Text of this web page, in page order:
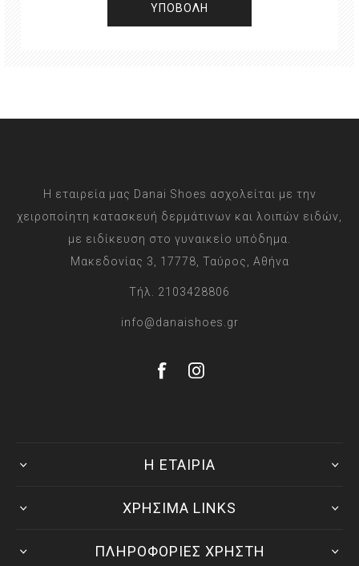
Η εταιρεία μας Danai Shoes ασχολείται με την
χειροποίητη κατασκευή δερμάτινων και λοιπών ειδών,
με ειδίκευση στο γυναικείο υπόδημα.
Μακεδονίας 3, 17778, Ταύρος, Αθήνα
Τήλ. 2103428806
info@danaishoes.gr
Η ΕΤΑΙΡΙΑ
ΧΡΗΣΙΜΑ LINKS
ΠΛΗΡΟΦΟΡΙΕΣ ΧΡΗΣΤΗ